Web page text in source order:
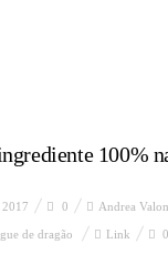
100%
0 Andrea
de dragão Link 0